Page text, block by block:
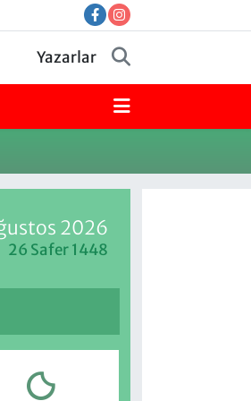
Yazarlar
2026
26 Safer 1448